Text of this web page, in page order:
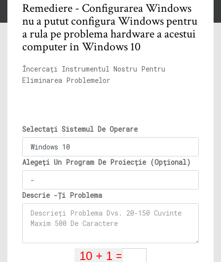
Remediere - Configurarea Windows
nu a putut configura Windows pentru
a rula pe problema hardware a acestui
computer în Windows 10
Încercați Instrumentul Nostru Pentru
Eliminarea Problemelor
Selectați Sistemul De Operare
Alegeți Un Program De Proiecție (Opțional)
Descrie -Ți Problema